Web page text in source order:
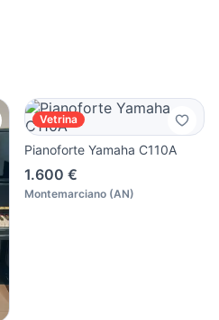
Vetrina
Pianoforte Yamaha C110A
1.600 €
Montemarciano (AN)